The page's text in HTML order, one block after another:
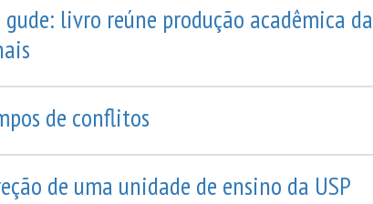
livro reúne produção acadêmica da
de conflitos
de uma unidade de ensino da USP